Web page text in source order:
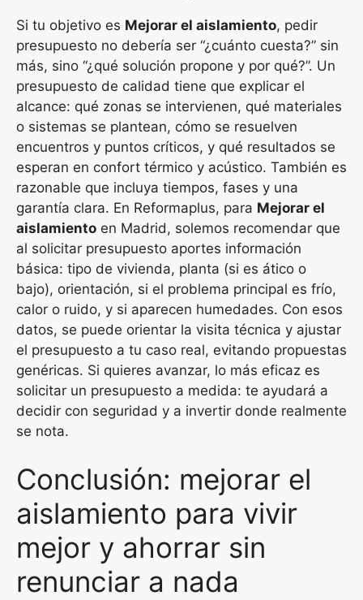
Si tu objetivo es Mejorar el aislamiento, pedir
presupuesto no debería ser “¿cuánto cuesta?” sin
más, sino “¿qué solución propone y por qué?”. Un
presupuesto de calidad tiene que explicar el
alcance: qué zonas se intervienen, qué materiales
o sistemas se plantean, cómo se resuelven
encuentros y puntos críticos, y qué resultados se
esperan en confort térmico y acústico. También es
razonable que incluya tiempos, fases y una
garantía clara. En Reformaplus, para Mejorar el
aislamiento en Madrid, solemos recomendar que
al solicitar presupuesto aportes información
básica: tipo de vivienda, planta (si es ático o
bajo), orientación, si el problema principal es frío,
calor o ruido, y si aparecen humedades. Con esos
datos, se puede orientar la visita técnica y ajustar
el presupuesto a tu caso real, evitando propuestas
genéricas. Si quieres avanzar, lo más eficaz es
solicitar un presupuesto a medida: te ayudará a
decidir con seguridad y a invertir donde realmente
se nota.
Conclusión: mejorar el
aislamiento para vivir
mejor y ahorrar sin
renunciar a nada